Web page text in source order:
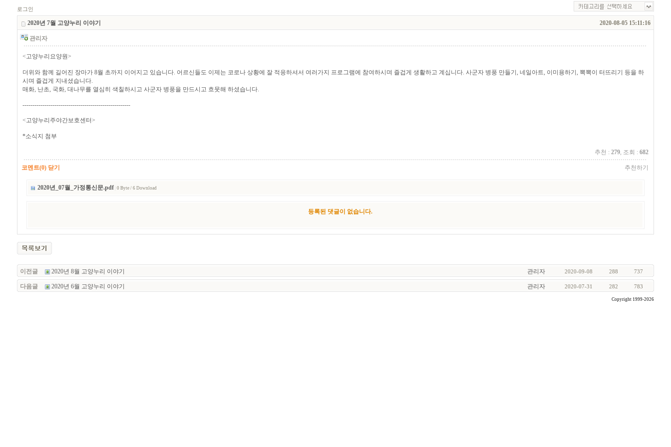
로그인
2020년 7월 고양누리 이야기 2020-08-05 15:11:16
관리자
<고양누리요양원>
더위와 함께 길어진 장마가 8월 초까지 이어지고 있습니다. 어르신들도 이제는 코로나 상황에 잘 적응하셔서 여러가지 프로그램에 참여하시며 즐겁게 생활하고 계십니다. 사군자 병풍 만들기, 네일아트, 이미용하기, 뽁뽁이 터뜨리기 등을 하
시며 즐겁게 지내셨습니다.
매화, 난초, 국화, 대나무를 열심히 색칠하시고 사군자 병풍을 만드시고 흐뭇해 하셨습니다.
------------------------------------------------------
<고양누리주야간보호센터>
*소식지 첨부
추천 : 279, 조회 : 682
코멘트(0) 닫기 추천하기
2020년_07월_가정통신문.pdf 0 Byte / 6 Download
등록된 댓글이 없습니다.
이전글 2020년 8월 고양누리 이야기 관리자 2020-09-08 288 737
다음글 2020년 6월 고양누리 이야기 관리자 2020-07-31 282 783
Copyright 1999-2026